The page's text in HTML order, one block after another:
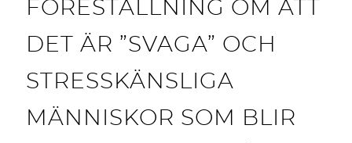
FÖRESTÄLLNING OM ATT
DET ÄR ”SVAGA” OCH
STRESSKÄNSLIGA
MÄNNISKOR SOM BLIR